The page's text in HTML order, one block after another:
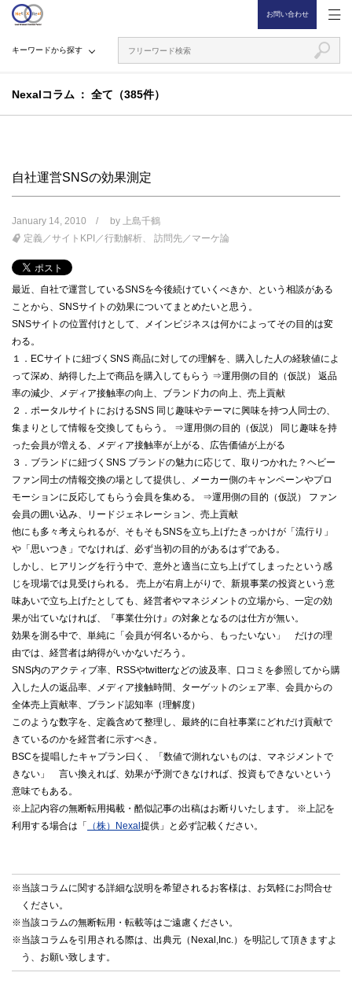
お問い合わせ
Nexalコラム 全て（385件）
キーワードから探す
自社運営SNSの効果測定
January 14, 2010 by
上島千鶴
定義／サイトKPI／行動解析
訪問先／マーケ論
最近、自社で運営しているSNSを今後続けていくべきか、という相談がある
ことから、SNSサイトの効果についてまとめたいと思う。
SNSサイトの位置付けとして、メインビジネスは何かによってその目的は変
わる。
１．ECサイトに紐づくSNS 商品に対しての理解を、購入した人の経験値によ
って深め、納得した上で商品を購入してもらう ⇒運用側の目的（仮説） 返品
率の減少、メディア接触率の向上、ブランド力の向上、売上貢献
２．ポータルサイトにおけるSNS 同じ趣味やテーマに興味を持つ人同士の、
集まりとして情報を交換してもらう。 ⇒運用側の目的（仮説） 同じ趣味を持
った会員が増える、メディア接触率が上がる、広告価値が上がる
３．ブランドに紐づくSNS ブランドの魅力に応じて、取りつかれた？ヘビー
ファン同士の情報交換の場として提供し、メーカー側のキャンペーンやプロ
モーションに反応してもらう会員を集める。 ⇒運用側の目的（仮説） ファン
会員の囲い込み、リードジェネレーション、売上貢献
他にも多々考えられるが、そもそもSNSを立ち上げたきっかけが「流行り」
や「思いつき」でなければ、必ず当初の目的があるはずである。
しかし、ヒアリングを行う中で、意外と適当に立ち上げてしまったという感
じを現場では見受けられる。 売上が右肩上がりで、新規事業の投資という意
味あいで立ち上げたとしても、経営者やマネジメントの立場から、一定の効
果が出ていなければ、『事業仕分け』の対象となるのは仕方が無い。
効果を測る中で、単純に「会員が何名いるから、もったいない」 だけの理
由では、経営者は納得がいかないだろう。
SNS内のアクティブ率、RSSやtwitterなどの波及率、口コミを参照してから購
入した人の返品率、メディア接触時間、ターゲットのシェア率、会員からの
全体売上貢献率、ブランド認知率（理解度）
このような数字を、定義含めて整理し、最終的に自社事業にどれだけ貢献で
きているのかを経営者に示すべき。
BSCを提唱したキャプラン曰く、「数値で測れないものは、マネジメントで
きない」 言い換えれば、効果が予測できなければ、投資もできないという
意味でもある。
※上記内容の無断転用掲載・酷似記事の出稿はお断りいたします。 ※上記を
利用する場合は「
（株）Nexal 提供」と必ず記載ください。
※当該コラムに関する詳細な説明を希望されるお客様は、お気軽にお問合せ
ください。
※当該コラムの無断転用・転載等はご遠慮ください。
※当該コラムを引用される際は、出典元（Nexal,Inc.）を明記して頂きますよ
う、お願い致します。